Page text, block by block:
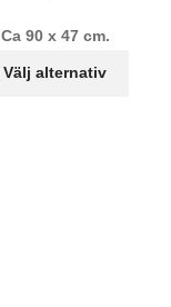
Ca 90 x 47 cm.
Välj alternativ